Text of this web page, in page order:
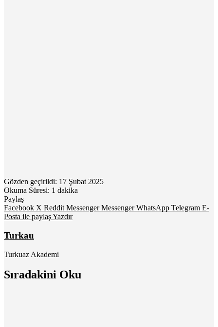
Gözden geçirildi: 17 Şubat 2025
Okuma Süresi: 1 dakika
Paylaş
Facebook X Reddit Messenger Messenger WhatsApp Telegram E-
Posta ile paylaşYazdır
Turkau
Turkuaz Akademi
Sıradakini Oku